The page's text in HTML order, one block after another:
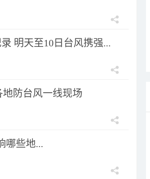
明天至10日台风携强...
地防台风一线现场
哪些地...